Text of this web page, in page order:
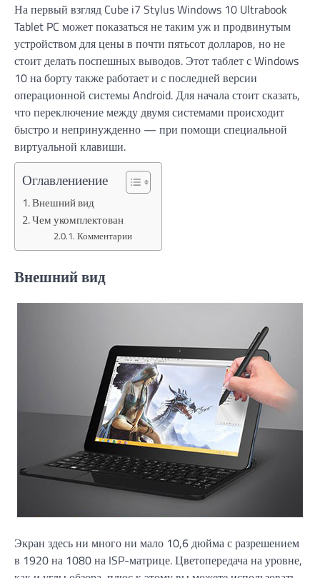
На первый взгляд Cube i7 Stylus Windows 10 Ultrabook
Tablet PC может показаться не таким уж и продвинутым
устройством для цены в почти пятьсот долларов, но не
стоит делать поспешных выводов. Этот таблет с Windows
10 на борту также работает и с последней версии
операционной системы Android. Для начала стоит сказать,
что переключение между двумя системами происходит
быстро и непринужденно — при помощи специальной
виртуальной клавиши.
Оглавлениение
Внешний вид
Чем укомплектован
Комментарии
Внешний вид
Экран здесь ни много ни мало 10,6 дюйма с разрешением
в 1920 на 1080 на ISP-матрице. Цветопередача на уровне,